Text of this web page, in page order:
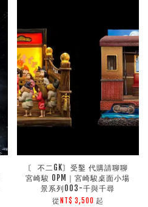
〘 不二GK〙受鑿 代購請聊聊
宮崎駿 OPM｜宮崎駿桌面小場
景系列003-千與千尋
從 NT$ 3,500 起